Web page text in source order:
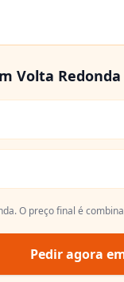
Volta Redonda
. O preço final é
Pedir agora